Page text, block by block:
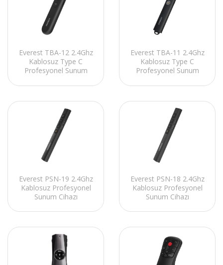
Everest TBA-12 2.4Ghz
Kablosuz Type C
Profesyonel Sunum
Everest TBA-11 2.4Ghz
Kablosuz Type C
Profesyonel Sunum
Everest PSN-19 2.4Ghz
Kablosuz Profesyonel
Sunum Cihazı
Everest PSN-18 2.4Ghz
Kablosuz Profesyonel
Sunum Cihazı